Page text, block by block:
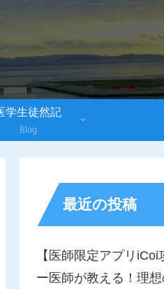
学生徒然記
Blog
最近の投稿
【医師限定アプリ
ー医師が教える！理